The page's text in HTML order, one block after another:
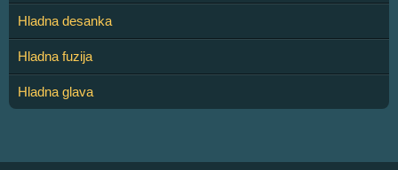
Hladna desanka
Hladna fuzija
Hladna glava